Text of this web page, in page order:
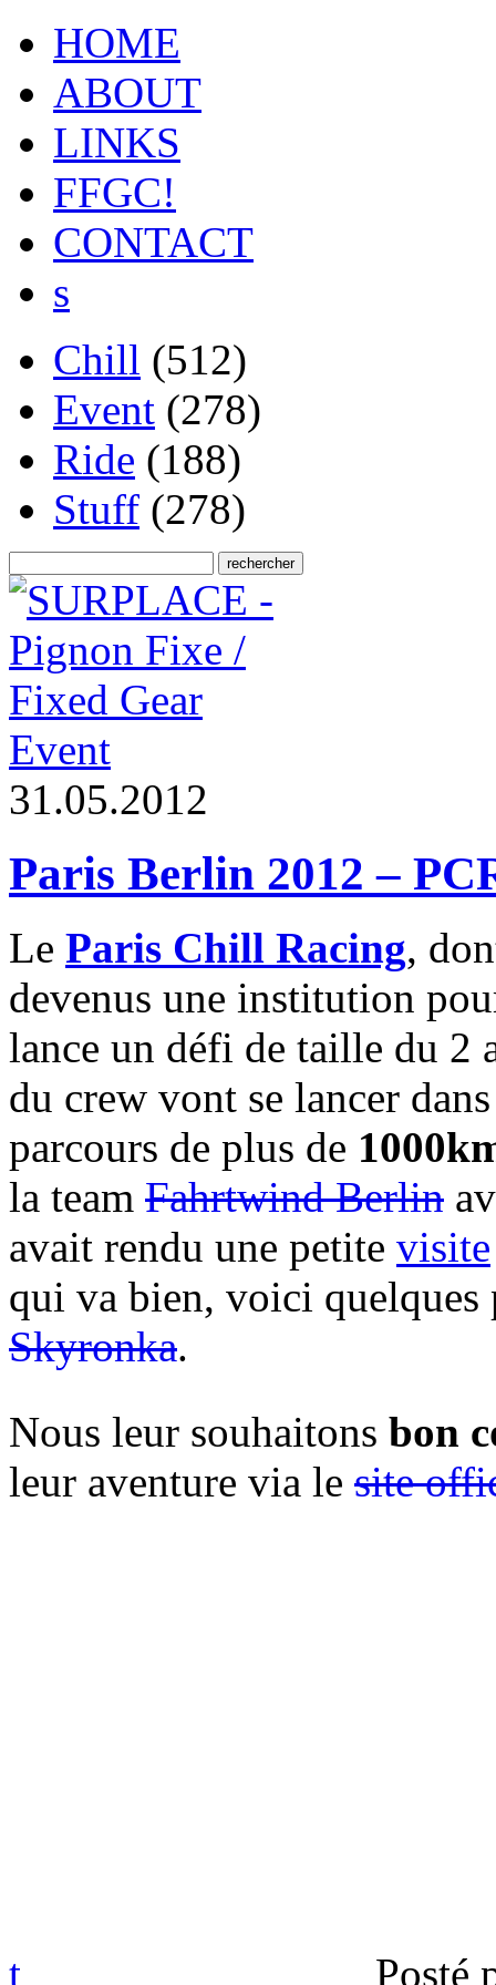
HOME
ABOUT
LINKS
FFGC!
CONTACT
s
Chill (512)
Event (278)
Ride (188)
Stuff (278)
Event
31.05.2012
Paris Berlin 2012 –
Le Paris Chill Racing,
devenus une institution
lance un défi de taille du 2
du crew vont se lancer
parcours de plus de
la team Fahrtwind Berlin
avait rendu une petite visite
qui va bien, voici quelques
Skyronka.
Nous leur souhaitons bon
leur aventure via le site
t Posté